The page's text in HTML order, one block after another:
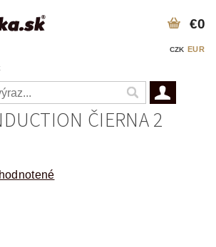
CZK EUR
€0
ČIERNA 2